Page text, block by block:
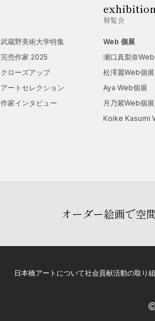
・ギャラリー
・ギャラリー
アメリカのグル
武蔵野美術大学特集
完売作家 2025
クローズアップ
アートセレクション
作家インタビュー
展覧会
Web 個展
瀬口真梨奈
松澤麗Web個展
Aya Web個展
月乃紫Web個展
Koike Kasumi
オーダー絵画で空
日本橋アートについて社会貢献活動の取り